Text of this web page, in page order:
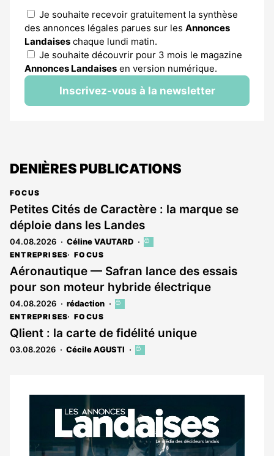
Je souhaite recevoir gratuitement la synthèse
des annonces légales parues sur les Annonces
Landaises chaque lundi matin.
Je souhaite découvrir pour 3 mois le magazine
Annonces Landaises en version numérique.
Inscrivez-vous à la newsletter
DENIÈRES PUBLICATIONS
FOCUS
Petites Cités de Caractère : la marque se
déploie dans les Landes
04.08.2026 Céline VAUTARD
Cet
est
réservé
aux
ENTREPRISES FOCUS
Aéronautique — Safran lance des essais
pour son moteur hybride électrique
04.08.2026 rédaction
Cet
est
réservé
aux
ENTREPRISES FOCUS
Qlient : la carte de fidélité unique
03.08.2026 Cécile AGUSTI
Cet
aux
abonnés
Notre
dernier
magazine